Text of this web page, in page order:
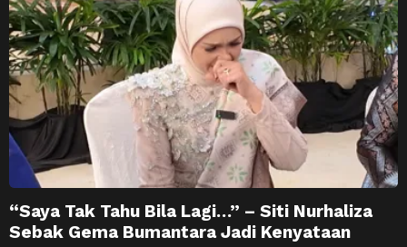
“Saya Tak Tahu Bila Lagi…” – Siti Nurhaliza
Sebak Gema Bumantara Jadi Kenyataan